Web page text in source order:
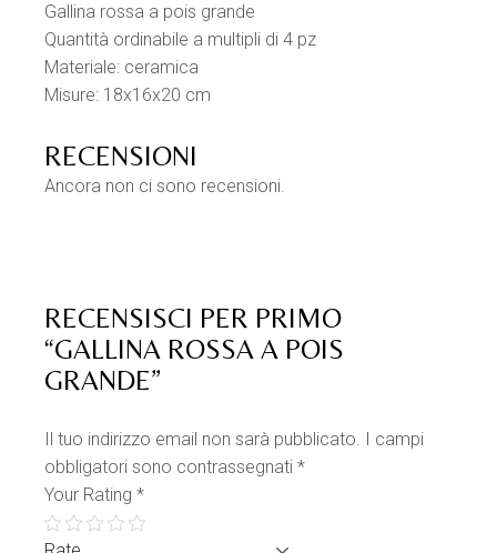
Gallina rossa a pois grande
Quantità ordinabile a multipli di 4 pz
Materiale: ceramica
Misure: 18x16x20 cm
RECENSIONI
Ancora non ci sono recensioni.
RECENSISCI PER PRIMO
“GALLINA ROSSA A POIS
GRANDE”
Il tuo indirizzo email non sarà pubblicato. I campi
obbligatori sono contrassegnati*
Your Rating*